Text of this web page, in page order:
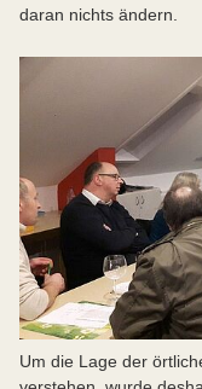
daran nichts ändern.
Um die Lage der